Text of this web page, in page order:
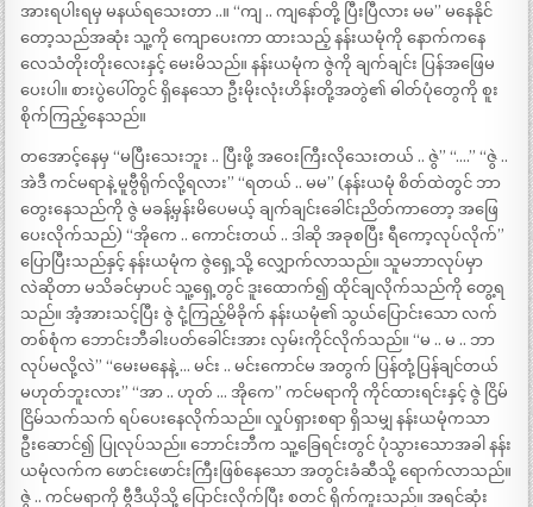
အားရပါးရမှ မနယ်ရသေးတာ ..။ “ကျ .. ကျနော်တို့ ပြီးပြီလား မမ” မနေနိုင်
တော့သည်အဆုံး သူ့ကို ကျောပေးကာ ထားသည့် နန်းယမုံကို နောက်ကနေ
လေသံတိုးတိုးလေးနှင့် မေးမိသည်။ နန်းယမုံက ဇွဲကို ချက်ချင်း ပြန်အဖြေမ
ပေးပါ။ စားပွဲပေါ်တွင် ရှိနေသော ဦးမိုးလုံးဟိန်းတို့အတွဲ၏ ဓါတ်ပုံတွေကို စူး
စိုက်ကြည့်နေသည်။
တအောင့်နေမှ “မပြီးသေးဘူး .. ပြီးဖို့ အဝေးကြီးလိုသေးတယ် .. ဇွဲ” “….” “ဇွဲ ..
အဲဒီ ကင်မရာနဲ့ မူဗွီရိုက်လို့ရလား” “ရတယ် .. မမ” (နန်းယမုံ စိတ်ထဲတွင် ဘာ
တွေးနေသည်ကို ဇွဲ မခန့်မှန်းမိပေမယ့် ချက်ချင်းခေါင်းညိတ်ကာတော့ အဖြေ
ပေးလိုက်သည်) “အိုကေ .. ကောင်းတယ် .. ဒါဆို အခုစပြီး ရီကော့လုပ်လိုက်”
ပြောပြီးသည်နှင့် နန်းယမုံက ဇွဲရှေ့သို့ လျှောက်လာသည်။ သူမဘာလုပ်မှာ
လဲဆိုတာ မသိခင်မှာပင် သူ့ရှေ့တွင် ဒူးထောက်၍ ထိုင်ချလိုက်သည်ကို တွေ့ရ
သည်။ အံ့အားသင့်ပြီး ဇွဲ ငုံ့ကြည့်မိခိုက် နန်းယမုံ၏ သွယ်ပြောင်းသော လက်
တစ်စုံက ဘောင်းဘီခါးပတ်ခေါင်းအား လှမ်းကိုင်လိုက်သည်။ “မ .. မ .. ဘာ
လုပ်မလို့လဲ” “မေးမနေနဲ့ … မင်း .. မင်းကောင်မ အတွက် ပြန်တုံ့ပြန်ချင်တယ်
မဟုတ်ဘူးလား” “အာ .. ဟုတ် … အိုကေ” ကင်မရာကို ကိုင်ထားရင်းနှင့် ဇွဲ ငြိမ်
ငြိမ်သက်သက် ရပ်ပေးနေလိုက်သည်။ လှုပ်ရှားစရာ ရှိသမျှ နန်းယမုံကသာ
ဦးဆောင်၍ ပြုလုပ်သည်။ ဘောင်းဘီက သူ့ခြေရင်းတွင် ပုံသွားသောအခါ နန်း
ယမုံလက်က ဖောင်းဖောင်းကြီးဖြစ်နေသော အတွင်းခံဆီသို့ ရောက်လာသည်။
ဇွဲ .. ကင်မရာကို ဗွီဒီယိုသို့ ပြောင်းလိုက်ပြီး စတင် ရိုက်ကူးသည်။ အရင်ဆုံး